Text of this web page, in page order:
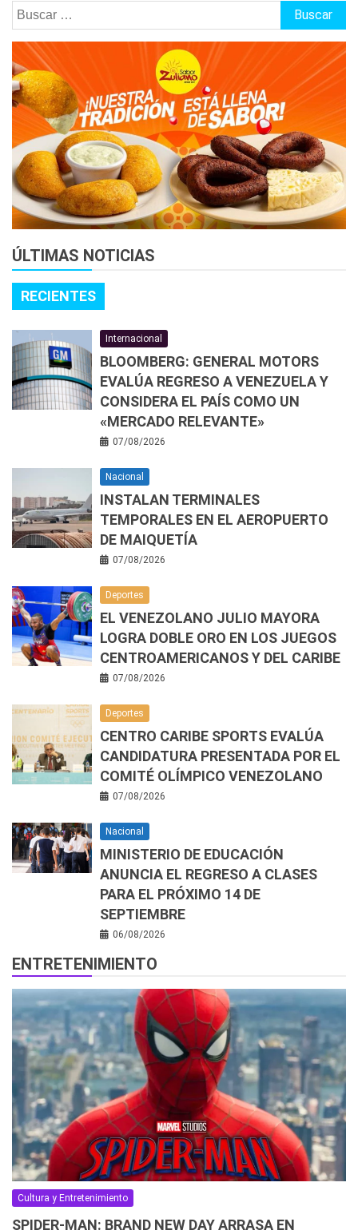
Buscar:
ÚLTIMAS NOTICIAS
RECIENTES
Internacional
BLOOMBERG: GENERAL MOTORS
EVALÚA REGRESO A VENEZUELA Y
CONSIDERA EL PAÍS COMO UN
«MERCADO RELEVANTE»
07/08/2026
Nacional
INSTALAN TERMINALES
TEMPORALES EN EL AEROPUERTO
DE MAIQUETÍA
07/08/2026
Deportes
EL VENEZOLANO JULIO MAYORA
LOGRA DOBLE ORO EN LOS JUEGOS
CENTROAMERICANOS Y DEL CARIBE
07/08/2026
Deportes
CENTRO CARIBE SPORTS EVALÚA
CANDIDATURA PRESENTADA POR EL
COMITÉ OLÍMPICO VENEZOLANO
07/08/2026
Nacional
MINISTERIO DE EDUCACIÓN
ANUNCIA EL REGRESO A CLASES
PARA EL PRÓXIMO 14 DE
SEPTIEMBRE
06/08/2026
ENTRETENIMIENTO
Cultura y Entretenimiento
SPIDER-MAN: BRAND NEW DAY ARRASA EN